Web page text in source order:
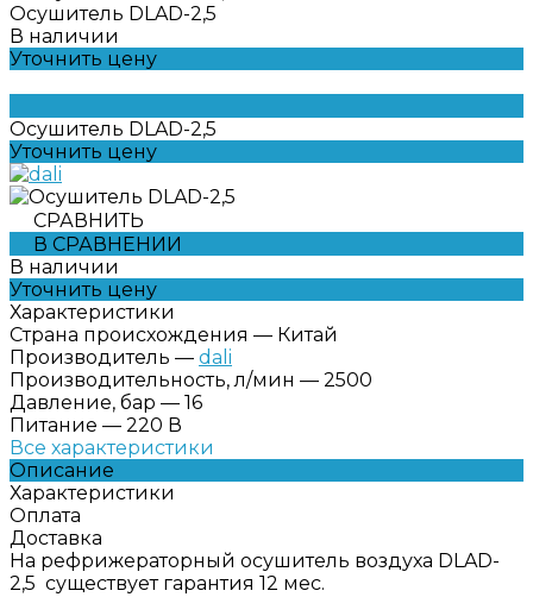
Осушитель DLAD-2,5
В наличии
Уточнить цену
Осушитель DLAD-2,5
Уточнить цену
СРАВНИТЬ
В СРАВНЕНИИ
В наличии
Уточнить цену
Характеристики
Страна происхождения — Китай
Производитель — dali
Производительность, л/мин — 2500
Давление, бар — 16
Питание — 220 В
Все характеристики
Описание
Характеристики
Оплата
Доставка
На рефрижераторный осушитель воздуха DLAD-
2,5 существует гарантия 12 мес.